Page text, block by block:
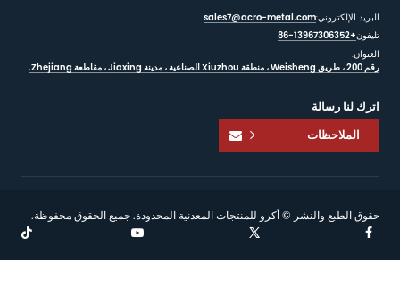
البريد الإلكتروني:sales7@acro-metal.com
تليفون+86-13967306352
العنوان:
رقم 200 ، طريق Weisheng ، منطقة Xiuzhou الصناعية ، مدينة Jiaxing ، مقاطعة Zhejiang.
اترك لنا رسالة
الملاحظات

حقوق الطبع والنشر © أكرو للمنتجات المعدنية المحدودة. جميع الحقوق محفوظة.

